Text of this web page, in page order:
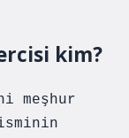
kim?
meşhur